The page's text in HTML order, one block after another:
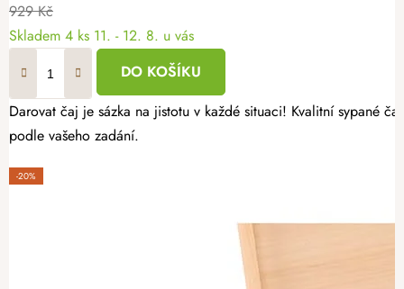
929 Kč
Skladem 4 ks 11. - 12. 8. u vás
DO KOŠÍKU
Darovat čaj je sázka na jistotu v každé situaci! Kvalitní sypané
podle vašeho zadání.
-20%